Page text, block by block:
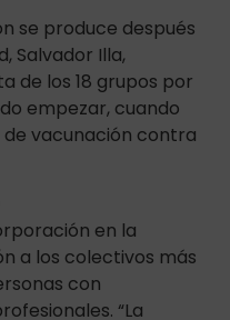
se produce después
Salvador Illa,
de los 18 grupos por
empezar, cuando
vacunación contra
en la
a los colectivos más
con
“La